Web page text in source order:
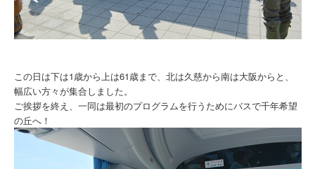
この日は下は1歳から上は61歳まで、北は久慈から南は大阪からと、
幅広い方々が集合しました。
ご挨拶を終え、一同は最初のプログラムを行うためにバスで千年希望
の丘へ！